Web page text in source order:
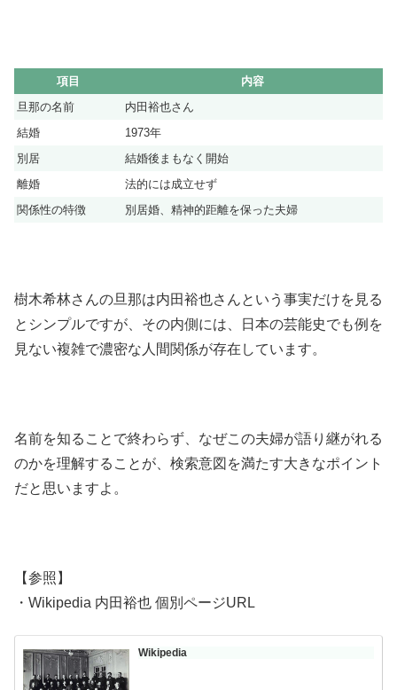
項目
内容
旦那の名前
内田裕也さん
結婚
1973年
別居
結婚後まもなく開始
離婚
法的には成立せず
関係性の特徴
別居婚、精神的距離を保った夫婦
樹木希林さんの旦那は内田裕也さんという事実だけを見る
とシンプルですが、その内側には、日本の芸能史でも例を
見ない複雑で濃密な人間関係が存在しています。
名前を知ることで終わらず、なぜこの夫婦が語り継がれる
のかを理解することが、検索意図を満たす大きなポイント
だと思いますよ。
【参照】
・Wikipedia 内田裕也 個別ページURL
Wikipedia